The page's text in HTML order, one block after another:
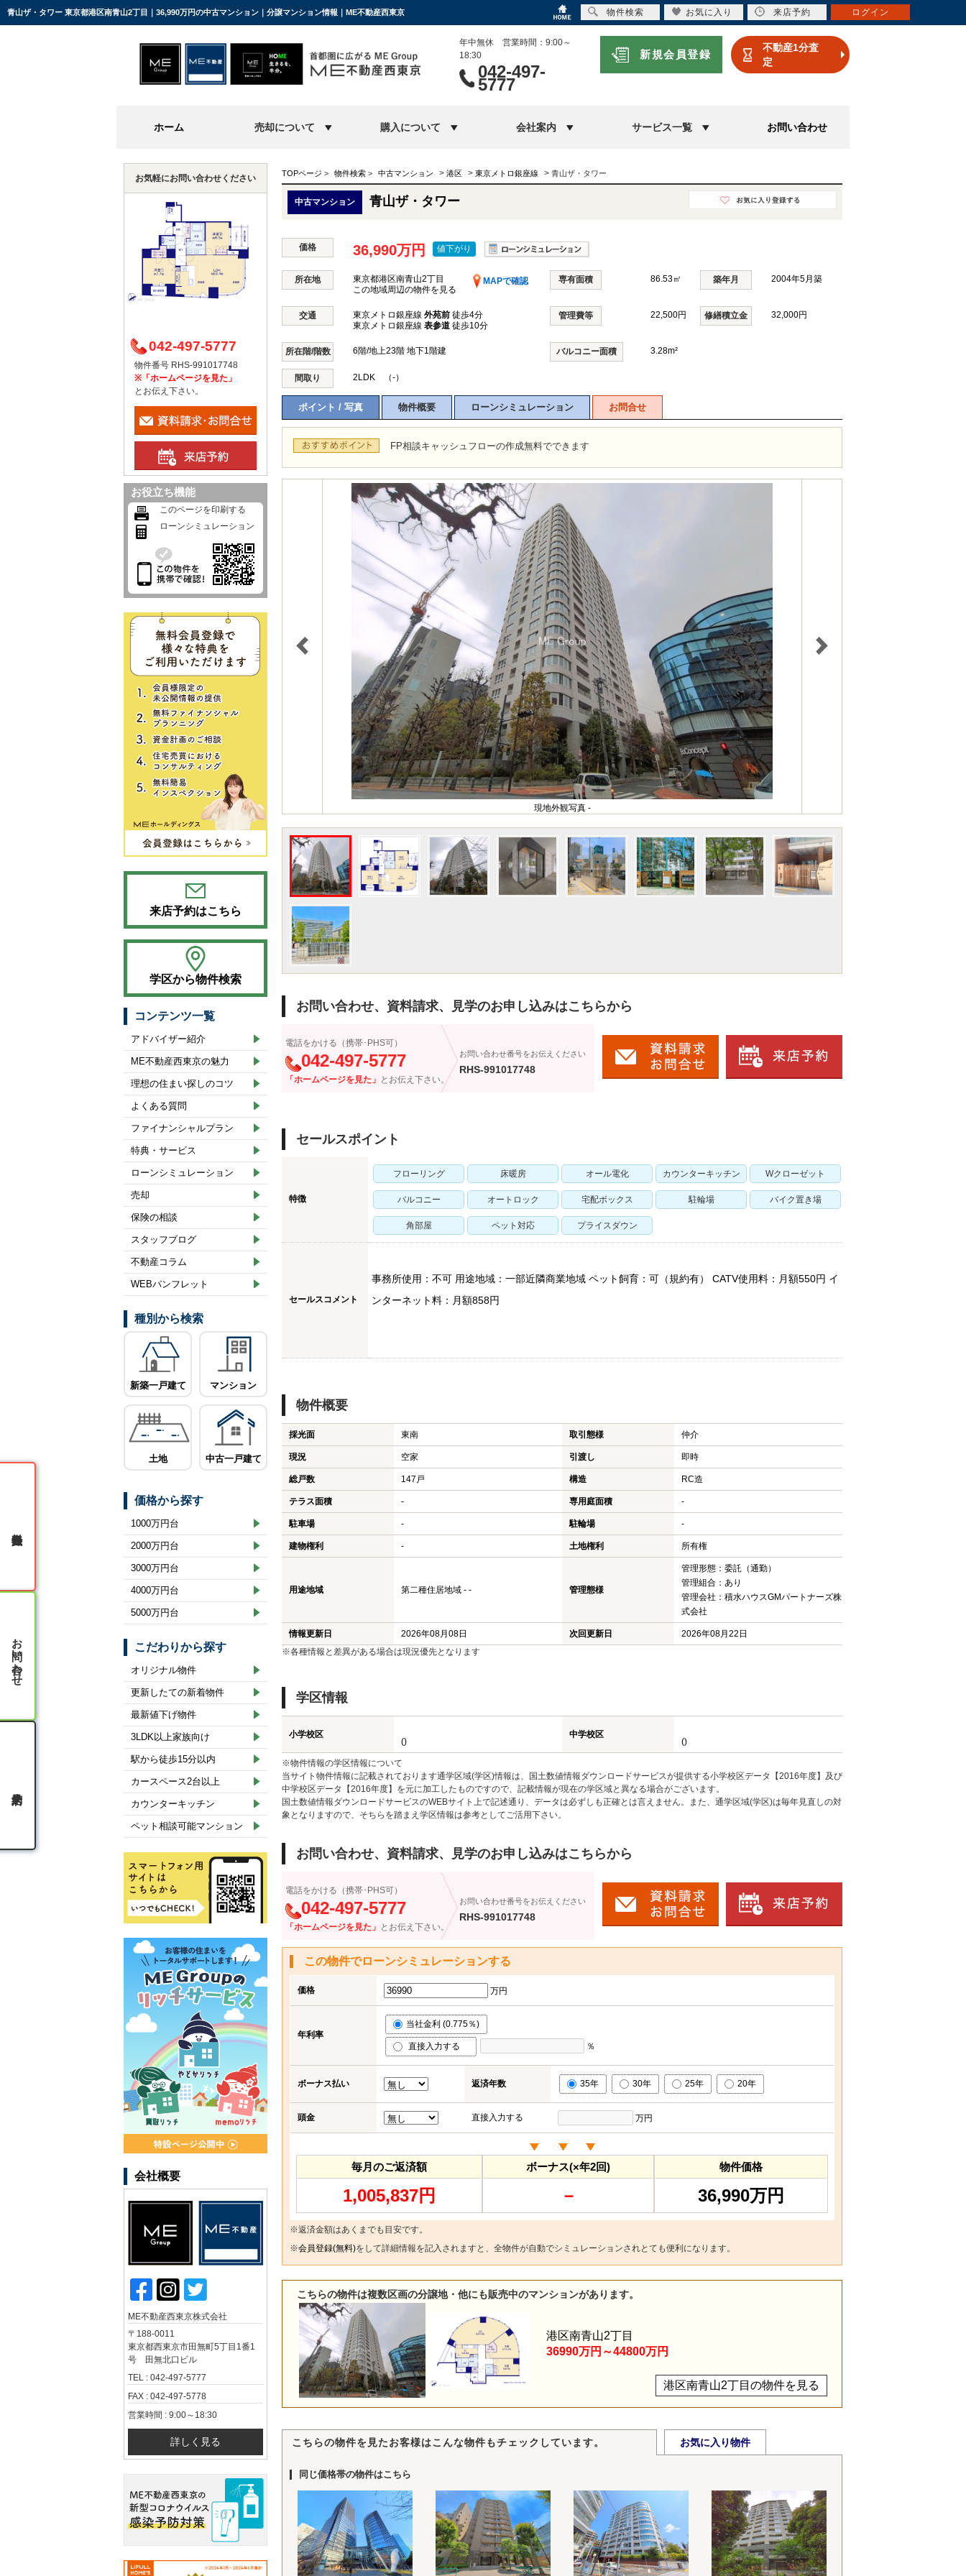
青山ザ・タワー 東京都港区南青山2丁目｜36,990万円の中古マンション｜分譲マンション情報｜ME不動産西東京
年中無休 営業時間：9:00～
18:30
042-497-
5777
新規会員登録
不動産1分査
定
ホーム 売却について 購入について 会社案内 サービス一覧 お問い合わせ
TOPページ > 物件検索 > 中古マンション > 港区 > 東京メトロ銀座線 > 青山ザ・タワー
中古マンション 青山ザ・タワー
価格 36,990万円 値下がり
所在地 東京都港区南青山2丁目
MAPで確認
この地域周辺の物件を見る
専有面積 86.53㎡ 築年月 2004年5月築
交通 東京メトロ銀座線 外苑前 徒歩4分
東京メトロ銀座線 表参道 徒歩10分
管理費等 22,500円 修繕積立金 32,000円
所在階/階数 6階/地上23階 地下1階建 バルコニー面積 3.28m²
間取り 2LDK （-）
ポイント / 写真 物件概要 ローンシミュレーション お問合せ
FP相談キャッシュフローの作成無料でできます
現地外観写真 -
お問い合わせ、資料請求、見学のお申し込みはこちらから
電話をかける（携帯･PHS可）
042-497-5777
「ホームページを見た」 とお伝え下さい。
お問い合わせ番号をお伝えください
RHS-991017748
セールスポイント
特徴
フローリング 床暖房 オール電化 カウンターキッチン Wクローゼット
バルコニー オートロック 宅配ボックス 駐輪場 バイク置き場
角部屋 ペット対応 プライスダウン
セールスコメント
事務所使用：不可 用途地域：一部近隣商業地域 ペット飼育：可（規約有） CATV使用料：月額550円 イ
ンターネット料：月額858円
物件概要
採光面 東南 取引態様 仲介
現況 空家 引渡し 即時
総戸数 147戸 構造 RC造
テラス面積 - 専用庭面積 -
駐車場 - 駐輪場 -
建物権利 - 土地権利 所有権
用途地域 第二種住居地域 - - 管理態様
管理形態：委託（通勤）
管理組合：あり
管理会社：積水ハウスGMパートナーズ株
式会社
情報更新日 2026年08月08日 次回更新日
2026年08月22日
※各種情報と差異がある場合は現況優先となります
学区情報
小学校区
()
中学校区
()
※物件情報の学区情報について
当サイト物件情報に記載されております通学区域(学区)情報は、国土数値情報ダウンロードサービスが提供する小学校区データ【2016年度】及び
中学校区データ【2016年度】を元に加工したものですので、記載情報が現在の学区域と異なる場合がございます。
国土数値情報ダウンロードサービスのWEBサイト上で記述通り、データは必ずしも正確とは言えません。また、通学区域(学区)は毎年見直しの対
象となりますので、そちらを踏まえ学区情報は参考としてご活用下さい。
お問い合わせ、資料請求、見学のお申し込みはこちらから
電話をかける（携帯･PHS可）
042-497-5777
「ホームページを見た」 とお伝え下さい。
お問い合わせ番号をお伝えください
RHS-991017748
この物件でローンシミュレーションする
価格 万円
年利率
当社金利 (0.775％)
直接入力する ％
ボーナス払い 返済年数 35年 30年 25年 20年
頭金 直接入力する 万円
毎月のご返済額
1,005,837円
ボーナス(×年2回)
－
物件価格
36,990万円
※返済金額はあくまでも目安です。
※会員登録(無料)をして詳細情報を記入されますと、全物件が自動でシミュレーションされとても便利になります。
こちらの物件は複数区画の分譲地・他にも販売中のマンションがあります。
港区南青山2丁目の物件を見る
港区南青山2丁目
36990万円～44800万円
こちらの物件を見たお客様はこんな物件もチェックしています。 お気に入り物件
同じ価格帯の物件はこちら
お気軽にお問い合わせください
042-497-5777
物件番号 RHS-991017748
※「ホームページを見た」
とお伝え下さい。
お役立ち機能
このページを印刷する
ローンシミュレーション
来店予約はこちら
学区から物件検索
コンテンツ一覧
アドバイザー紹介
ME不動産西東京の魅力
理想の住まい探しのコツ
よくある質問
ファイナンシャルプラン
特典・サービス
ローンシミュレーション
売却
保険の相談
スタッフブログ
不動産コラム
WEBパンフレット
種別から検索
新築一戸建て マンション
土地 中古一戸建て
価格から探す
1000万円台
2000万円台
3000万円台
4000万円台
5000万円台
こだわりから探す
オリジナル物件
更新したての新着物件
最新値下げ物件
3LDK以上家族向け
駅から徒歩15分以内
カースペース2台以上
カウンターキッチン
ペット相談可能マンション
会社概要
ME不動産西東京株式会社
〒188-0011
東京都西東京市田無町5丁目1番1
号 田無北口ビル
TEL : 042-497-5777
FAX : 042-497-5778
営業時間 : 9:00～18:30
詳しく見る
物件検索 お気に入り 来店予約 ログイン
お問い合わせ